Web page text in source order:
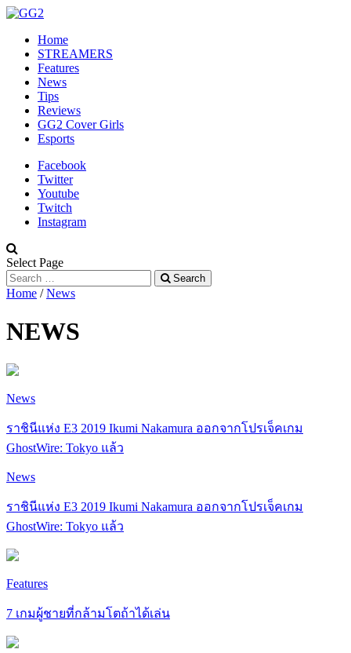
Home
STREAMERS
Features
News
Tips
Reviews
GG2 Cover Girls
Esports
Facebook
Twitter
Youtube
Twitch
Instagram
Select Page
Search
Home /News
NEWS
News
ราชินีแห่ง E3 2019 Ikumi Nakamura ออกจากโปรเจ็คเกม
GhostWire: Tokyo แล้ว
News
ราชินีแห่ง E3 2019 Ikumi Nakamura ออกจากโปรเจ็คเกม
GhostWire: Tokyo แล้ว
Features
7 เกมผู้ชายที่กล้ามโตถ้าได้เล่น